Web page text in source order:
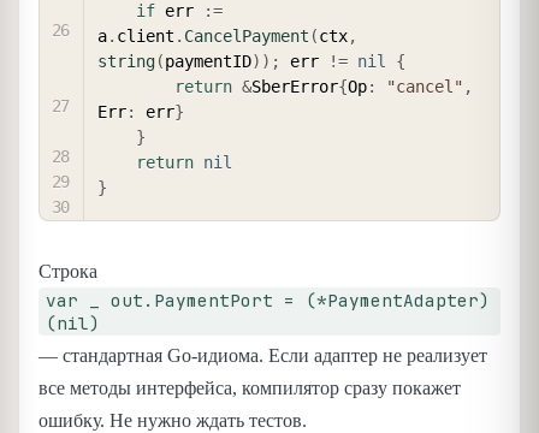
if err
:=
a. client . CancelPayment (ctx,
string(paymentID) ) ; err != nil
{
return &SberError{Op: "cancel" ,
Err: err}
}
return nil
}
Строка
var _ out.PaymentPort = (*PaymentAdapter)
(nil)
— стандартная Go-идиома. Если адаптер не реализует
все методы интерфейса, компилятор сразу покажет
ошибку. Не нужно ждать тестов.